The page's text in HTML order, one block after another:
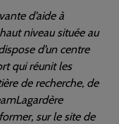
d’aide à
niveau située au
d’un centre
qui réunit les
de recherche, de
sur le site de